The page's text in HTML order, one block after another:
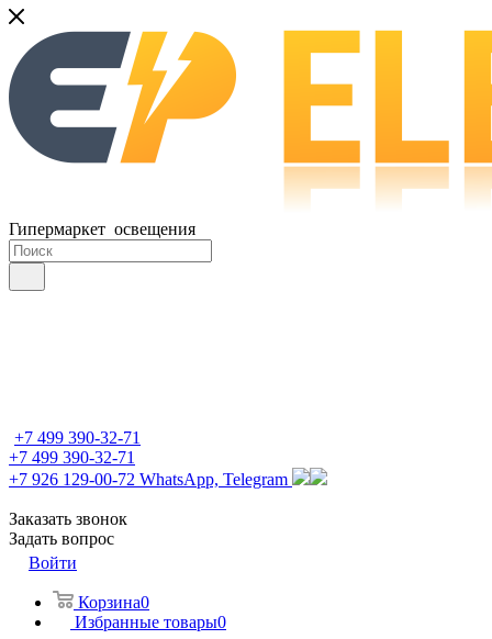
Гипермаркет освещения
+7 499 390-32-71
+7 499 390-32-71
+7 926 129-00-72 WhatsApp, Telegram
Заказать звонок
Задать вопрос
Войти
Корзина0
Избранные товары0